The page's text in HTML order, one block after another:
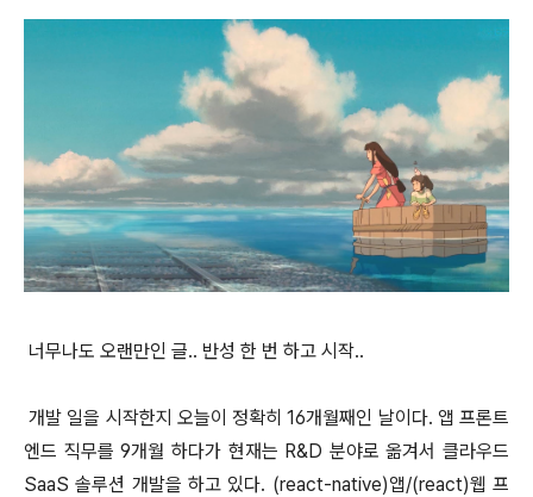
너무나도 오랜만인 글.. 반성 한 번 하고 시작..
개발 일을 시작한지 오늘이 정확히 16개월째인 날이다. 앱 프론트
엔드 직무를 9개월 하다가 현재는 R&D 분야로 옮겨서 클라우드
SaaS 솔루션 개발을 하고 있다. (react-native)앱/(react)웹 프